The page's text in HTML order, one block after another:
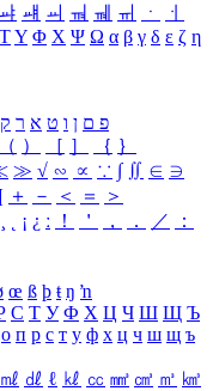
ㆇ ㆈ ㆉ ㆊ ㆋ ㆌ ㆍ
ㆎ
ΤΥ Φ Χ Ψ Ω α β γ δ ε ζ η
פ ם ן ו ט א ר ק
（ ） ［ ］ ｛ ｝
≫ √ ∽ ∝ ∵ ∫ ∬ ∈ ∋
＋ － ＜ ＝
＞
¸ ¡ ¿ ː ！ ＇ ， ． ／
：
œ ß þ ŧ ŋ ŉ
С Т У Ф Х Ц Ч Ш Щ Ъ
о п р с т у ф х ц ч ш щ ъ
㎖ ㎗ ℓ ㎘ ㏄ ㎣ ㎤ ㎥ ㎦